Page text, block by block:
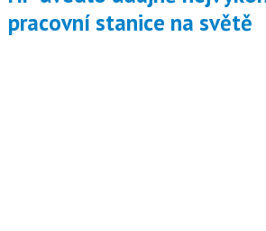
pracovní stanice na světě